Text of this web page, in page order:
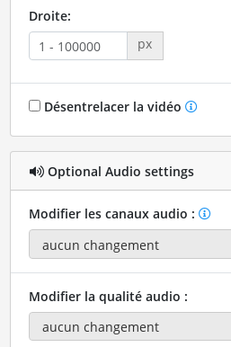
Droite:
px
Désentrelacer la vidéo
Optional Audio settings
Modifier les canaux audio :
Modifier la qualité audio :